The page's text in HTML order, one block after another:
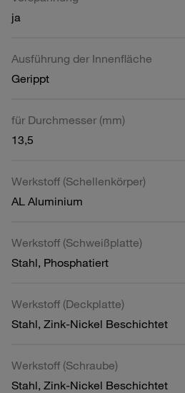
ja
Ausführung der Innenfläche
Gerippt
für Durchmesser (mm)
13,5
Werkstoff (Schellenkörper)
AL Aluminium
Werkstoff (Schweißplatte)
Stahl, Phosphatiert
Werkstoff (Deckplatte)
Stahl, Zink-Nickel Beschichtet
Werkstoff (Schraube)
Stahl, Zink-Nickel Beschichtet